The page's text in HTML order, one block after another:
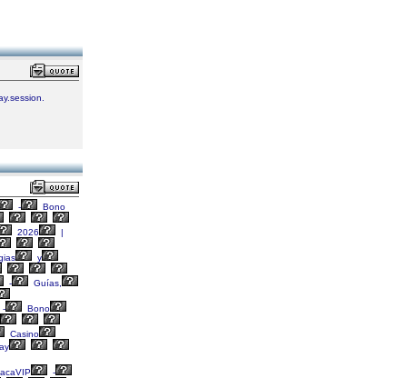
-
Bono
2026
|
y
-
Guías,
-
Bono
Casino
-